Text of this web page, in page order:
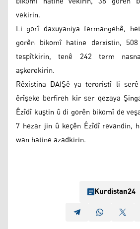
vekirin.
Li gorî daxuyaniya fermangehê,
gorên bikomî hatine derxistin,
tespîtkirin, tenê 242 term
aşkerekirin.
Rêxistina DAIŞê ya teroristî li
êrîşeke berfireh kir ser qezaya
Êzîdî kuştin û di gorên bikomî de
7 hezar jin û keçên Êzîdî revandin,
wan hatine azadkirin.
Kurdistan24